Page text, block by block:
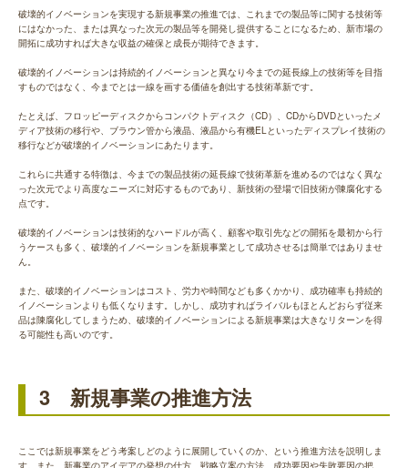
破壊的イノベーションを実現する新規事業の推進では、これまでの製品等に関する技術等
にはなかった、または異なった次元の製品等を開発し提供することになるため、新市場の
開拓に成功すれば大きな収益の確保と成長が期待できます。
破壊的イノベーションは持続的イノベーションと異なり今までの延長線上の技術等を目指
すものではなく、今までとは一線を画する価値を創出する技術革新です。
たとえば、フロッピーディスクからコンパクトディスク（CD）、CDからDVDといったメ
ディア技術の移行や、ブラウン管から液晶、液晶から有機ELといったディスプレイ技術の
移行などが破壊的イノベーションにあたります。
これらに共通する特徴は、今までの製品技術の延長線で技術革新を進めるのではなく異な
った次元でより高度なニーズに対応するものであり、新技術の登場で旧技術が陳腐化する
点です。
破壊的イノベーションは技術的なハードルが高く、顧客や取引先などの開拓を最初から行
うケースも多く、破壊的イノベーションを新規事業として成功させるは簡単ではありませ
ん。
また、破壊的イノベーションはコスト、労力や時間なども多くかかり、成功確率も持続的
イノベーションよりも低くなります。しかし、成功すればライバルもほとんどおらず従来
品は陳腐化してしまうため、破壊的イノベーションによる新規事業は大きなリターンを得
る可能性も高いのです。
3 新規事業の推進方法
ここでは新規事業をどう考案しどのように展開していくのか、という推進方法を説明しま